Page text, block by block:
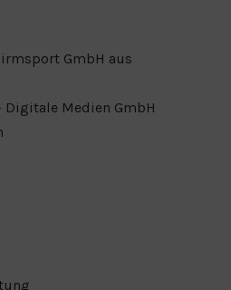
GmbH aus
Digitale Medien GmbH